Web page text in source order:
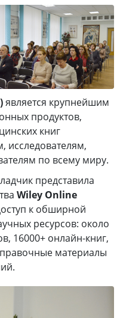
является крупнейшим
продуктов,
книг
по всему миру.
представила
Wiley Online
к обширной
ресурсов: около
16000+ онлайн-книг,
материалы